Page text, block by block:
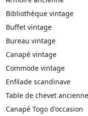
Bibliothèque vintage
Buffet vintage
Bureau vintage
Canapé vintage
Commode vintage
Enfilade scandinave
Table de chevet ancienne
Canapé Togo d'occasion